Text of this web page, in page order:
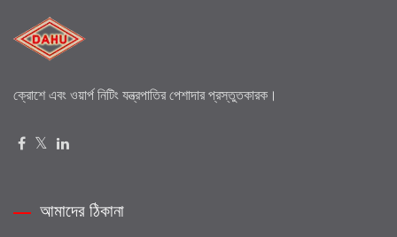
ক্রোশে এবং ওয়ার্প নিটিং যন্ত্রপাতির পেশাদার প্রস্তুতকারক।
আমাদের ঠিকানা